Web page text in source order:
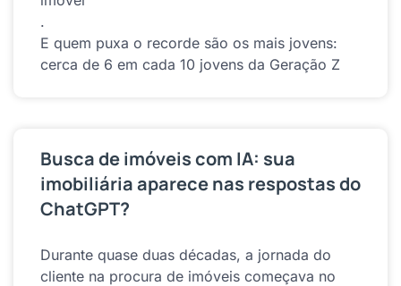
.
E quem puxa o recorde são os mais jovens:
cerca de 6 em cada 10 jovens da Geração Z
Busca de imóveis com IA: sua
imobiliária aparece nas respostas do
ChatGPT?
Durante quase duas décadas, a jornada do
cliente na procura de imóveis começava no